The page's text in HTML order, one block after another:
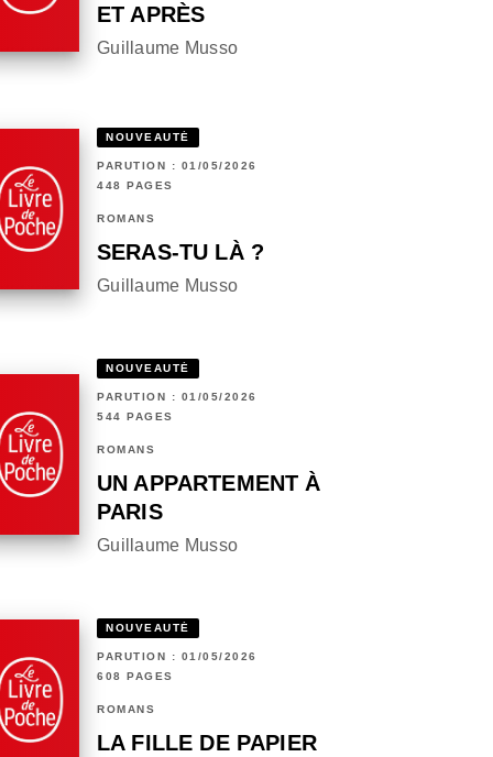
ET APRÈS
Guillaume Musso
NOUVEAUTÉ
PARUTION : 01/05/2026
448 PAGES
ROMANS
SERAS-TU LÀ ?
Guillaume Musso
NOUVEAUTÉ
PARUTION : 01/05/2026
544 PAGES
ROMANS
UN APPARTEMENT À
PARIS
Guillaume Musso
NOUVEAUTÉ
PARUTION : 01/05/2026
608 PAGES
ROMANS
LA FILLE DE PAPIER